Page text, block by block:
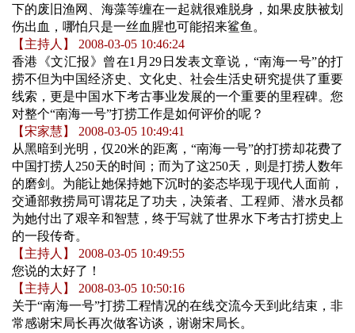
下的废旧渔网、海藻等缠在一起就很难脱身，如果皮肤被划
伤出血，哪怕只是一丝血腥也可能招来鲨鱼。
【主持人】 2008-03-05 10:46:24
香港《文汇报》曾在1月29日发表文章说，“南海一号”的打
捞不但为中国经济史、文化史、社会生活史研究提供了重要
线索，更是中国水下考古事业发展的一个重要的里程碑。您
对整个“南海一号”打捞工作是如何评价的呢？
【宋家慧】 2008-03-05 10:49:41
从黑暗到光明，仅20米的距离，“南海一号”的打捞却花费了
中国打捞人250天的时间；而为了这250天，则是打捞人数年
的磨剑。为能让她保持她下沉时的姿态毕现于现代人面前，
交通部救捞局可谓花足了功夫，决策者、工程师、潜水员都
为她付出了艰辛和智慧，终于写就了世界水下考古打捞史上
的一段传奇。
【主持人】 2008-03-05 10:49:55
您说的太好了！
【主持人】 2008-03-05 10:50:16
关于“南海一号”打捞工程情况的在线交流今天到此结束，非
常感谢宋局长再次做客访谈，谢谢宋局长。